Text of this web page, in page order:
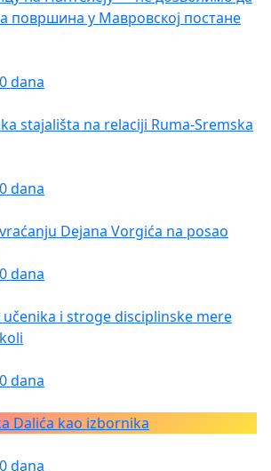
површина у Мавровској постане
dana
stajališta na relaciji Ruma-Sremska
dana
Dejana Vorgića na posao
dana
i stroge disciplinske mere
dana
Dalića kao izbornika
dana